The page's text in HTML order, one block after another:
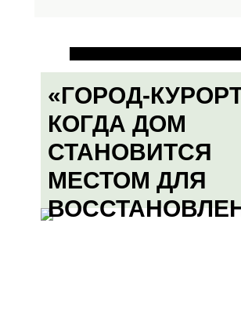
«ГОРОД-
КОГДА ДОМ
СТАНОВИТСЯ
МЕСТОМ ДЛЯ